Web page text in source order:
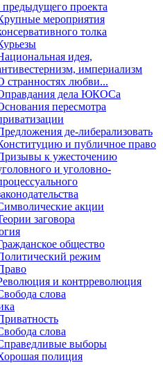
проекта
мероприятия
толка
идея,
империализм
странностях любви...
дела ЮКОСа
пересмотра
де-либерализовать
и публичное право
к ужесточению
и уголовно-
акции
заговора
общество
режим
и контрреволюция
слова
слова
выборы
полиция